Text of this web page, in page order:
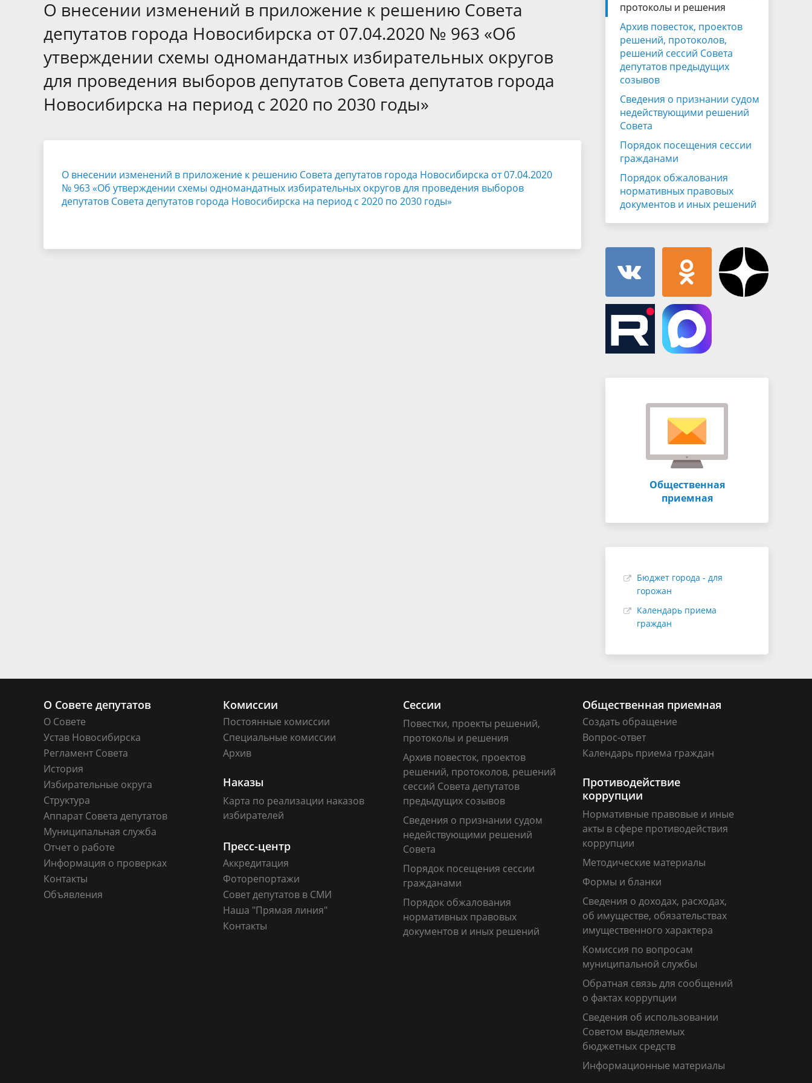
Структура Аппарат Совета депутатов
Муниципальная служба
Информация о проверках Контакты Объявления
депутатов предыдущих созывов
правовых документов и иных
решений
имущественного характера
Комиссия по вопросам
муниципальной службы
Обратная связь для сообщений о
фактах коррупции
Сведения об использовании Советом
выделяемых бюджетных средств
Информационные материалы
О внесении изменений в приложение к решению Совета
депутатов города Новосибирска от 07.04.2020 № 963 «Об
утверждении схемы одномандатных избирательных округов
для проведения выборов депутатов Совета депутатов города
Новосибирска на период с 2020 по 2030 годы»
О внесении изменений в приложение к решению Совета депутатов города Новосибирска от 07.04.2020
№ 963 «Об утверждении схемы одномандатных избирательных округов для проведения выборов
депутатов Совета депутатов города Новосибирска на период с 2020 по 2030 годы»
протоколы и решения
Архив повесток, проектов
решений, протоколов,
решений сессий Совета
депутатов предыдущих
созывов
Сведения о признании судом
недействующими решений
Совета
Порядок посещения сессии
гражданами
Порядок обжалования
нормативных правовых
документов и иных решений
Общественная
приемная
Бюджет города - для
горожан
Календарь приема
граждан
О Совете депутатов
О Совете
Устав Новосибирска
Регламент Совета
История
Избирательные округа
Структура
Аппарат Совета депутатов
Муниципальная служба
Отчет о работе
Информация о проверках
Контакты
Объявления
Комиссии
Постоянные комиссии
Специальные комиссии
Архив
Сессии
Повестки, проекты решений,
протоколы и решения
Архив повесток, проектов
решений, протоколов, решений
сессий Совета депутатов
предыдущих созывов
Сведения о признании судом
недействующими решений
Совета
Порядок посещения сессии
гражданами
Порядок обжалования
нормативных правовых
документов и иных решений
Общественная приемная
Создать обращение
Вопрос-ответ
Календарь приема граждан
Наказы
Карта по реализации наказов
избирателей
Противодействие
коррупции
Нормативные правовые и иные
акты в сфере противодействия
коррупции
Методические материалы
Формы и бланки
Сведения о доходах, расходах,
об имуществе, обязательствах
имущественного характера
Комиссия по вопросам
муниципальной службы
Обратная связь для сообщений
о фактах коррупции
Сведения об использовании
Советом выделяемых
бюджетных средств
Информационные материалы
Пресс-центр
Аккредитация
Фоторепортажи
Совет депутатов в СМИ
Наша "Прямая линия"
Контакты